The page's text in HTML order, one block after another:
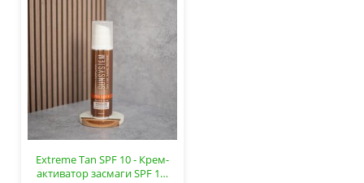
Extreme Tan SPF 10 - Крем-
активатор засмаги SPF 1…